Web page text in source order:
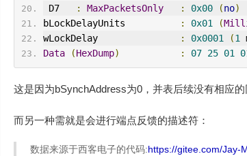
D7
: MaxPacketsOnly : 0x00 (no)
bLockDelayUnits
: 0x01 (
wLockDelay
: 0x0001 (1
Data
(HexDump) : 07 25 01
这是因为bSynchAddress为0，并表后续没有相应的
而另一种需就是会进行端点反馈的描述符：
数据来源于西客电子的代码:https://gitee.com/Jay-